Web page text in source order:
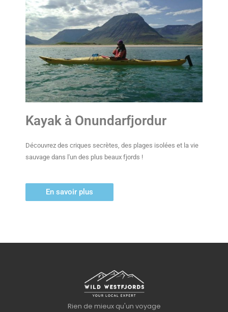
Kayak à Onundarfjordur
Découvrez des criques secrètes, des plages isolées et la vie
sauvage dans l'un des plus beaux fjords !
En savoir plus
Rien de mieux qu'un voyage